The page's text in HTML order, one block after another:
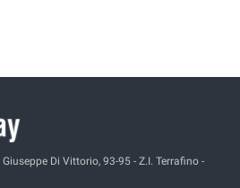
Giuseppe Di Vittorio, 93-95 - Z.I. Terrafino -